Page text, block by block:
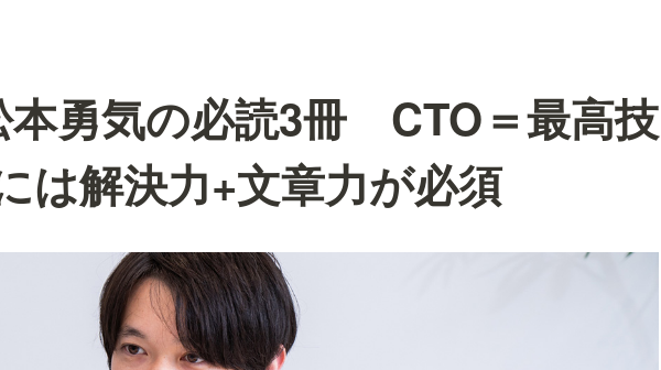
本勇気の必読3冊 CTO＝最高技
は解決力+文章力が必須